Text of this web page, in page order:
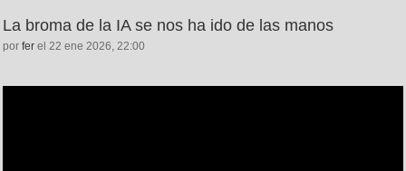
La broma de la IA se nos ha ido de las manos
por fer el 22 ene 2026, 22:00